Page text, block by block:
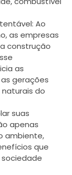
Ao
as empresas
construção
as
gerações
do
suas
apenas
ambiente,
que